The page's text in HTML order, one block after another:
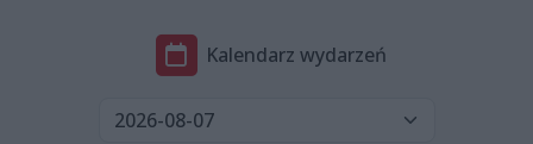
Kalendarz wydarzeń